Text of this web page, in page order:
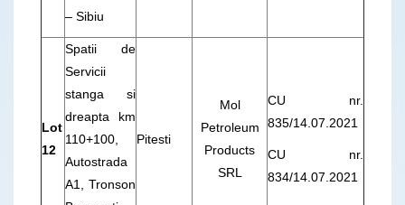
– Sibiu
Lot
12
Spatii de
Servicii
stanga si
dreapta km
110+100,
Autostrada
A1, Tronson
Pitesti
Mol
Petroleum
Products
SRL
CU nr.
835/14.07.2021
CU nr.
834/14.07.2021